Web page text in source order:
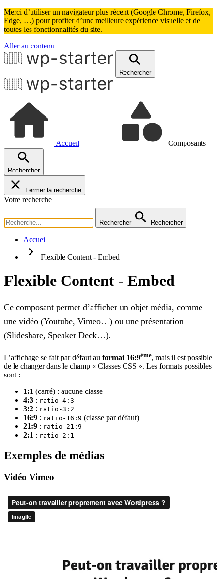
Merci d’utiliser un navigateur plus récent (Google Chrome, Firefox,
Edge, …) pour profiter d’une meilleure expérience visuelle et de
toutes les fonctionnalités du site.
Aller au contenu
Rechercher
Accueil Composants
Rechercher
Fermer la recherche
Votre recherche
Rechercher Rechercher
Accueil
Flexible Content - Embed
Flexible Content - Embed
Ce composant permet d’afficher un objet média, comme
une vidéo (Youtube, Vimeo…) ou une présentation
(Slideshare, Speaker Deck…).
L’affichage se fait par défaut au format 16:9ème, mais il est possible
de le changer dans le champ « Classes CSS ». Les formats possibles
sont :
1:1 (carré) : aucune classe
4:3 : ratio-4:3
3:2 : ratio-3:2
16:9 : ratio-16:9 (classe par défaut)
21:9 : ratio-21:9
2:1 : ratio-2:1
Exemples de médias
Vidéo Vimeo